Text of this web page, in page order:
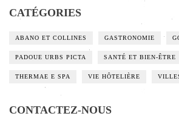
CATÉGORIES
ABANO ET COLLINES GASTRONOMIE
PADOUE URBS PICTA SANTÉ ET BIEN-ÊTRE
THERMAE E SPA VIE HÔTELIÈRE
CONTACTEZ-NOUS